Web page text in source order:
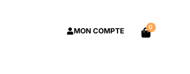
MON COMPTE 0